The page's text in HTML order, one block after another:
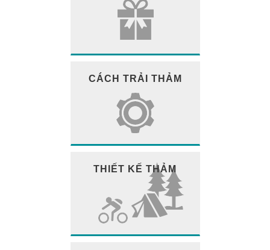
CÁCH TRẢI THẢM
THIẾT KẾ THẢM